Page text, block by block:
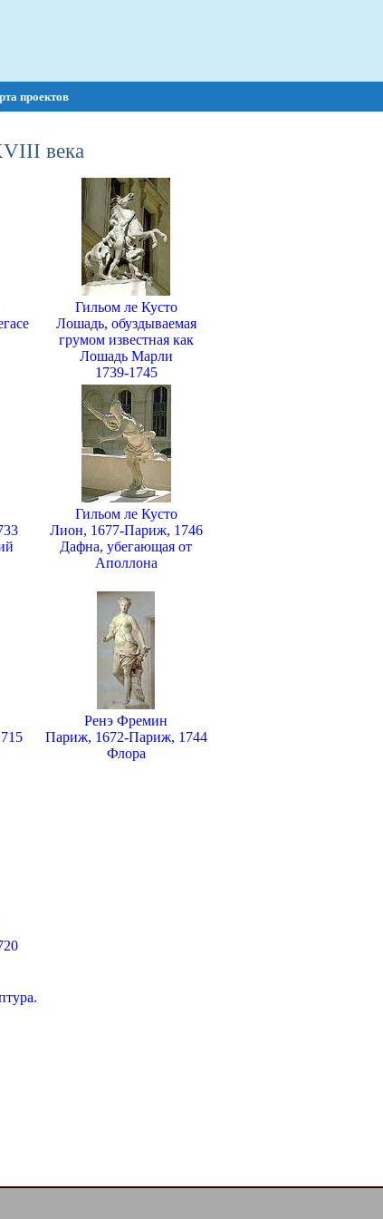
проектов
века
Гильом ле Кусто
Лошадь, обуздываемая
грумом известная как
Лошадь Марли
1739-1745
Гильом ле Кусто
Лион, 1677-Париж, 1746
Дафна, убегающая от
Аполлона
Ренэ Фремин
Париж, 1672-Париж, 1744
Флора